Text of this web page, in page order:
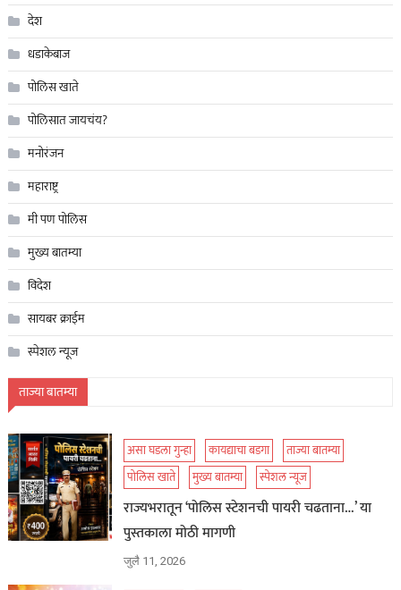
देश
धडाकेबाज
पोलिस खाते
पोलिसात जायचंय?
मनोरंजन
महाराष्ट्र
मी पण पोलिस
मुख्य बातम्या
विदेश
सायबर क्राईम
स्पेशल न्यूज
ताज्या बातम्या
असा घडला गुन्हा कायद्याचा बडगा
ताज्या बातम्या
पोलिस खाते
मुख्य बातम्या स्पेशल न्यूज
राज्यभरातून ‘पोलिस स्टेशनची पायरी चढताना…’ या
पुस्तकाला मोठी मागणी
जुलै 11, 2026